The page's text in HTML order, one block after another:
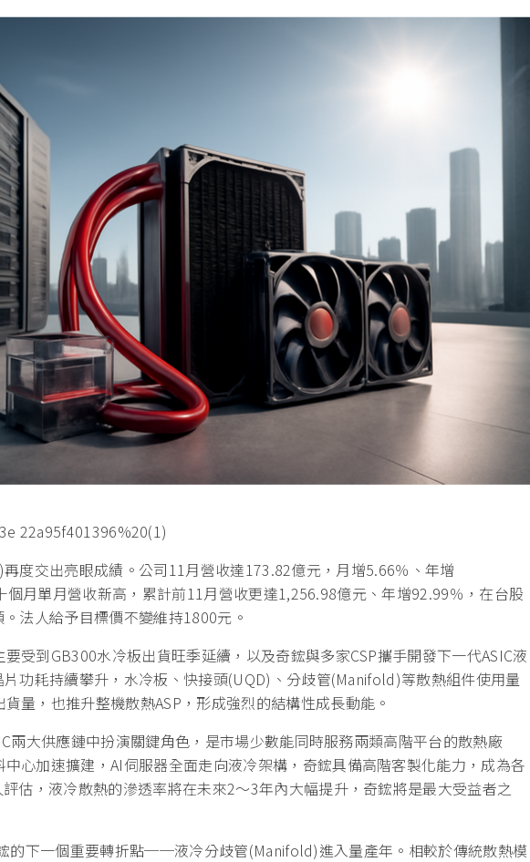
度交出亮眼成績。公司11月營收達173.82億元，月增5.66％、年增
個月單月營收新高，累計前11月營收更達1,256.98億元、年增92.99％，在台股
法人給予目標價不變維持1800元。
受到GB300水冷板出貨旺季延續，以及奇鋐與多家CSP攜手開發下一代ASIC液
功耗持續攀升，水冷板、快接頭(UQD)、分歧管(Manifold)等散熱組件使用量
量，也推升整機散熱ASP，形成強烈的結構性成長動能。
兩大供應鏈中扮演關鍵角色，是市場少數能同時服務兩類高階平台的散熱廠
心加速擴建，AI伺服器全面走向液冷架構，奇鋐具備高階客製化能力，成為各
估，液冷散熱的滲透率將在未來2～3年內大幅提升，奇鋐將是最大受益者之
的下一個重要轉折點──液冷分歧管(Manifold)進入量產年。相較於傳統散熱模